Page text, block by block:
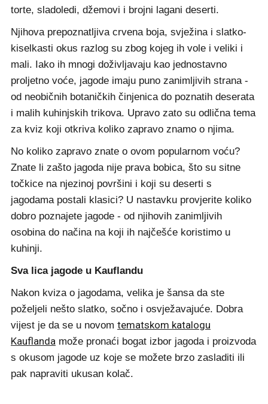
torte, sladoledi, džemovi i brojni lagani deserti.
Njihova prepoznatljiva crvena boja, svježina i slatko-
kiselkasti okus razlog su zbog kojeg ih vole i veliki i
mali. Iako ih mnogi doživljavaju kao jednostavno
proljetno voće, jagode imaju puno zanimljivih strana -
od neobičnih botaničkih činjenica do poznatih deserata
i malih kuhinjskih trikova. Upravo zato su odlična tema
za kviz koji otkriva koliko zapravo znamo o njima.
No koliko zapravo znate o ovom popularnom voću?
Znate li zašto jagoda nije prava bobica, što su sitne
točkice na njezinoj površini i koji su deserti s
jagodama postali klasici? U nastavku provjerite koliko
dobro poznajete jagode - od njihovih zanimljivih
osobina do načina na koji ih najčešće koristimo u
kuhinji.
Sva lica jagode u Kauflandu
Nakon kviza o jagodama, velika je šansa da ste
poželjeli nešto slatko, sočno i osvježavajuće. Dobra
vijest je da se u novom tematskom katalogu
Kauflanda može pronaći bogat izbor jagoda i proizvoda
s okusom jagode uz koje se možete brzo zasladiti ili
pak napraviti ukusan kolač.